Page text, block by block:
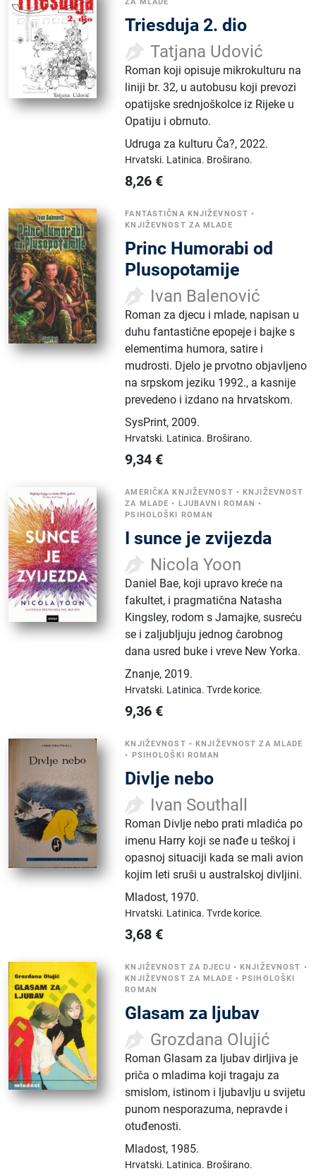
Triesduja 2. dio
Tatjana Udović
Roman koji opisuje mikrokulturu na
liniji br. 32, u autobusu koji prevozi
opatijske srednjoškolce iz Rijeke u
Opatiju i obrnuto.
Udruga za kulturu Ča?,2022.
Hrvatski. Latinica. Broširano.
8,26 €
FANTASTIČNA KNJIŽEVNOST •
KNJIŽEVNOST ZA MLADE
Princ Humorabi od
Plusopotamije
Ivan Balenović
Roman za djecu i mlade, napisan u
duhu fantastične epopeje i bajke s
elementima humora, satire i
mudrosti. Djelo je prvotno objavljeno
na srpskom jeziku 1992., a kasnije
prevedeno i izdano na hrvatskom.
SysPrint,2009.
Hrvatski. Latinica. Broširano.
9,34 €
AMERIČKA KNJIŽEVNOST •KNJIŽEVNOST
ZA MLADE • LJUBAVNI ROMAN •
PSIHOLOŠKI ROMAN
I sunce je zvijezda
Nicola Yoon
Daniel Bae, koji upravo kreće na
fakultet, i pragmatična Natasha
Kingsley, rodom s Jamajke, susreću
se i zaljubljuju jednog čarobnog
dana usred buke i vreve New Yorka.
Znanje,2019.
Hrvatski. Latinica.Tvrde korice.
9,36 €
KNJIŽEVNOST •KNJIŽEVNOST ZA MLADE
• PSIHOLOŠKI ROMAN
Divlje nebo
Ivan Southall
Roman Divlje nebo prati mladića po
imenu Harry koji se nađe u teškoj i
opasnoj situaciji kada se mali avion
kojim leti sruši u australskoj divljini.
Mladost, 1970.
Hrvatski. Latinica.Tvrde korice.
3,68 €
KNJIŽEVNOST ZA DJECU •KNJIŽEVNOST •
KNJIŽEVNOST ZA MLADE •PSIHOLOŠKI
ROMAN
Glasam za ljubav
Grozdana Olujić
Roman Glasam za ljubav dirljiva je
priča o mladima koji tragaju za
smislom, istinom i ljubavlju u svijetu
punom nesporazuma, nepravde i
otuđenosti.
Mladost, 1985.
Hrvatski. Latinica. Broširano.